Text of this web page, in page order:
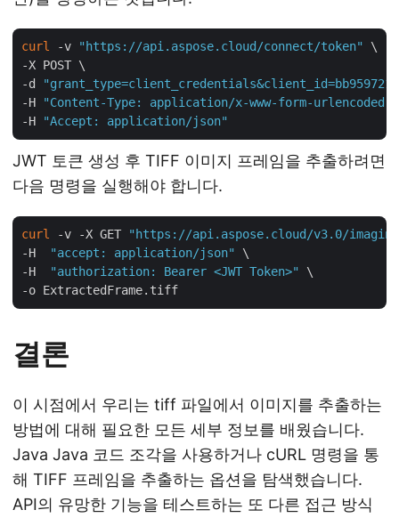
curl -v "https://api.aspose.cloud/connect/token"
\
-X POST \
-d
"grant_type=client_credentials&client_id=bb959721-
-H
"Content-Type: application/x-www-form-urlencoded"
-H
"Accept: application/json"
JWT 토큰 생성 후 TIFF 이미지 프레임을 추출하려면
다음 명령을 실행해야 합니다.
curl -v -X GET
"https://api.aspose.cloud/v3.0/imaging/
-H
"accept: application/json"
\
-H
"authorization: Bearer <JWT Token>"
\
결론
이 시점에서 우리는 tiff 파일에서 이미지를 추출하는
방법에 대해 필요한 모든 세부 정보를 배웠습니다.
Java Java 코드 조각을 사용하거나 cURL 명령을 통
해 TIFF 프레임을 추출하는 옵션을 탐색했습니다.
API의 유망한 기능을 테스트하는 또 다른 접근 방식